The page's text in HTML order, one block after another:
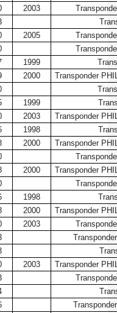
2003
2005
1999
2000
Transponder
1999
2003
Transponder
1998
2000
Transponder
2000
Transponder
1998
2000
Transponder
2003
2003
Transponder